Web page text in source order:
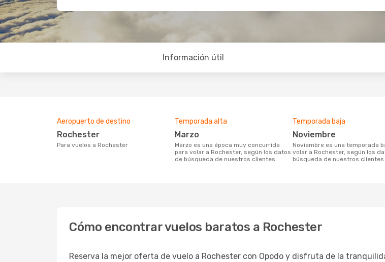
Información útil
Aeropuerto de destino
Rochester
Para vuelos a Rochester
Temporada alta
marzo
marzo es una época muy concurrida
para volar a Rochester, según los datos
de búsqueda de nuestros clientes
Temporada baja
noviembre
noviembre es una temporada baja para
volar a Rochester, según los
búsqueda de nuestros clientes
Cómo encontrar vuelos baratos a Rochester
Reserva la mejor oferta de vuelo a Rochester con Opodo y disfruta de la